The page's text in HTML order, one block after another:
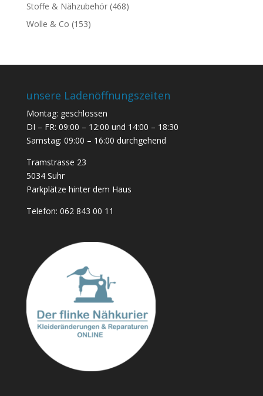
Stoffe & Nähzubehör (468)
Wolle & Co (153)
unsere Ladenöffnungszeiten
Montag: geschlossen
DI – FR: 09:00 – 12:00 und 14:00 – 18:30
Samstag: 09:00 – 16:00 durchgehend
Tramstrasse 23
5034 Suhr
Parkplätze hinter dem Haus
Telefon: 062 843 00 11